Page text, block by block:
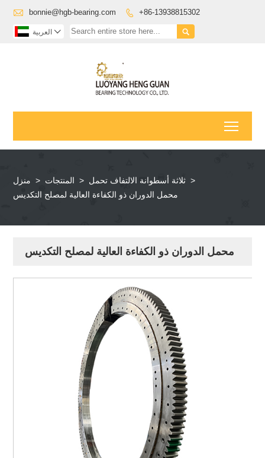
 bonnie@hgb-bearing.com  +86-13938815302
 العربية 
منزل > المنتجات > ثلاثة أسطوانة الالتفاف تحمل >
محمل الدوران ذو الكفاءة العالية لمصلح التكديس
محمل الدوران ذو الكفاءة العالية لمصلح التكديس